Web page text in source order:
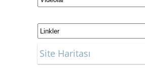
Site Haritası